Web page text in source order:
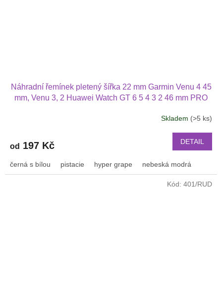
Náhradní řemínek pletený šířka 22 mm Garmin Venu 4 45
mm, Venu 3, 2 Huawei Watch GT 6 5 4 3 2 46 mm PRO
je
z
5
Skladem (>5 ks)
od 197 Kč DETAIL
černá s bílou pistacie hyper grape nebeská modrá
Kód: 401/RUD